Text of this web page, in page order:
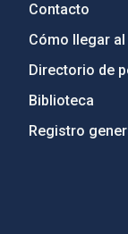
Contacto
Cómo llegar al
Directorio de
Biblioteca
Registro